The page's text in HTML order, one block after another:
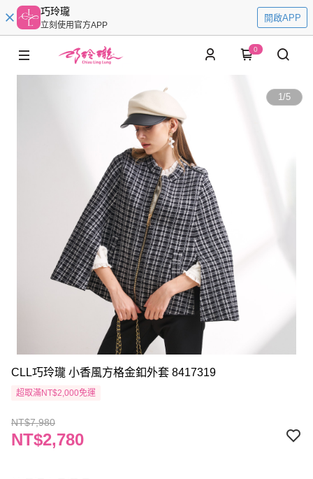
巧玲瓏
立刻使用官方APP
開啟APP
0
1/5
CLL巧玲瓏 小香風方格金釦外套 8417319
超取滿NT$2,000免運
NT$7,980
NT$2,780